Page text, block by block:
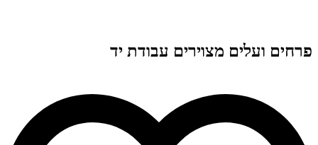
פרחים ועלים מצוירים עבודת יד